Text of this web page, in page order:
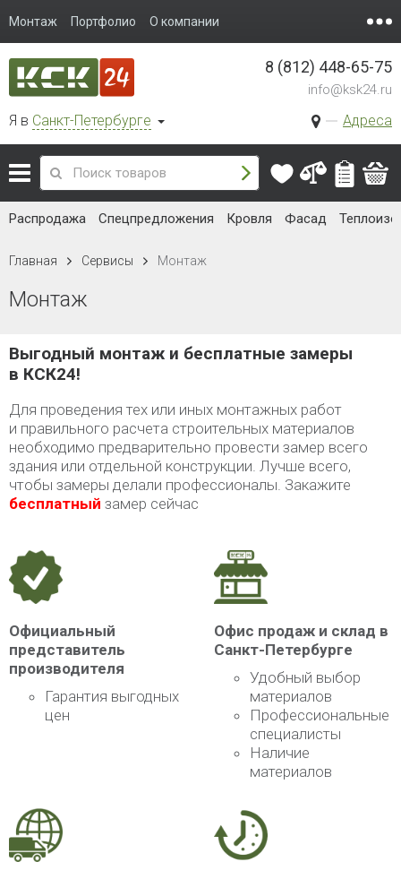
Монтаж Портфолио О компании
Я в Санкт-Петербурге Адреса
8 (812) 448-65-75
info@ksk24.ru
Распродажа Спецпредложения Кровля Фасад
Главная Сервисы Монтаж
Монтаж
Выгодный монтаж и бесплатные замеры
в КСК24!
Для проведения тех или иных монтажных работ
и правильного расчета строительных материалов
необходимо предварительно провести замер всего
здания или отдельной конструкции. Лучше всего,
чтобы замеры делали профессионалы. Закажите
бесплатный замер сейчас
Официальный
представитель
производителя
Гарантия выгодных
цен
Офис продаж и склад в
Санкт-Петербурге
Удобный выбор
материалов
Профессиональные
специалисты
Наличие
материалов